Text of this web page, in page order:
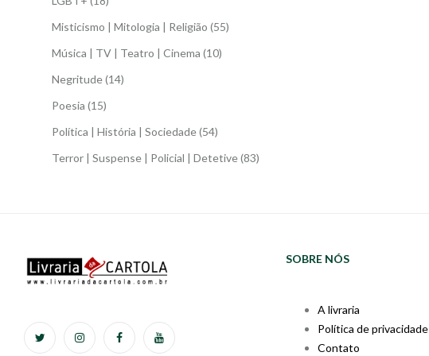
Misticismo | Mitologia | Religião (55)
Música | TV | Teatro | Cinema (10)
Negritude(14)
Poesia (15)
Política | História | Sociedade(54)
Terror | Suspense | Policial | Detetive(83)
SOBRE NÓS
A livraria
Política de privacidade
Contato